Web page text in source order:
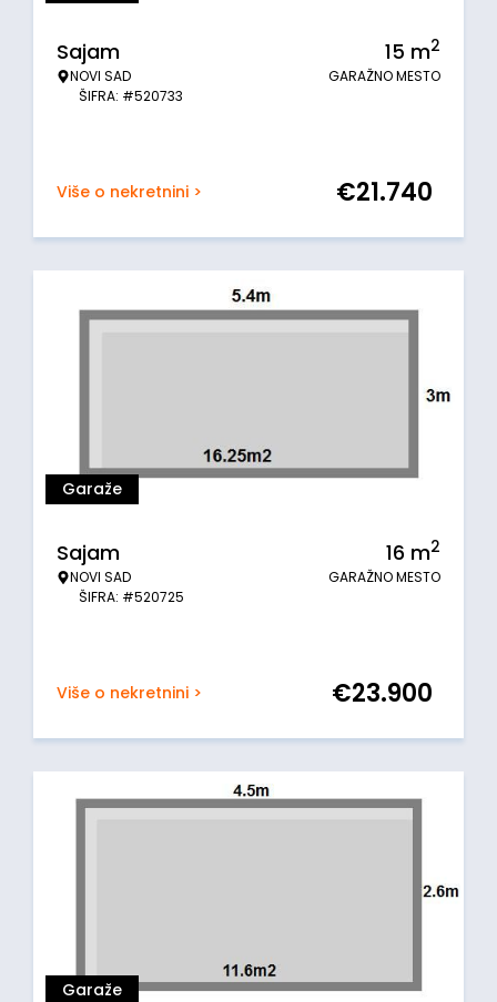
Sajam
NOVI SAD
ŠIFRA: #520733
15 m2
GARAŽNO MESTO
Više o nekretnini > €21.740
Garaže
Sajam
NOVI SAD
ŠIFRA: #520725
16 m2
GARAŽNO MESTO
Više o nekretnini > €23.900
Garaže